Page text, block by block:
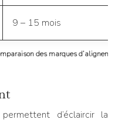
des marques
9 – 15 mois
d’éclaircir la